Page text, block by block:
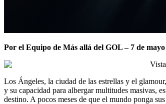
Por el Equipo de Más allá del GOL – 7 de mayo
Los Ángeles, la ciudad de las estrellas y el
y su capacidad para albergar multitudes masivas,
destino. A pocos meses de que el mundo ponga